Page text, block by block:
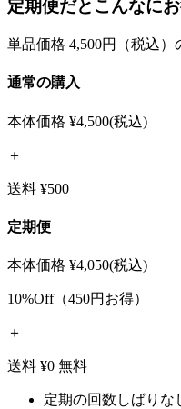
定期便だとこんなに
単品価格 4,500円（税込）
通常の購入
本体価格 ¥4,500(税込)
＋
送料 ¥500
定期便
本体価格 ¥4,050(税込)
10%Off（450円お得）
＋
送料 ¥0 無料
定期の回数しばりな